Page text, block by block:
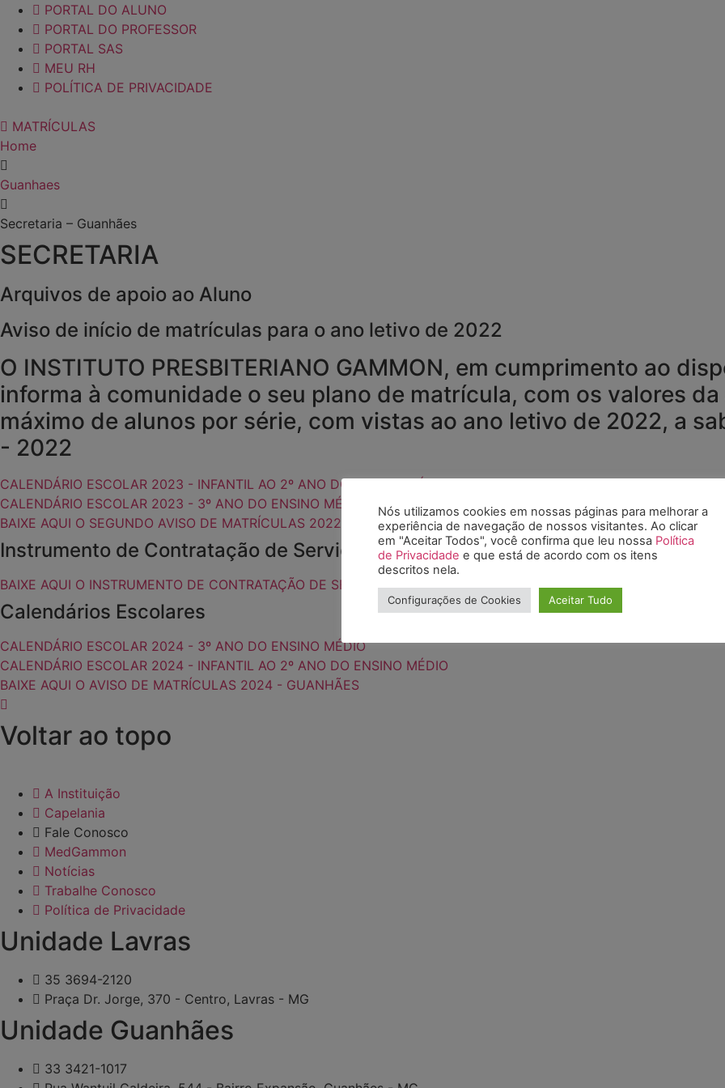
PORTAL DO ALUNO
PORTAL DO PROFESSOR
PORTAL SAS
MEU RH
POLÍTICA DE PRIVACIDADE
MATRÍCULAS
Home
Guanhaes
Secretaria – Guanhães
SECRETARIA
Arquivos de apoio ao Aluno
Aviso de início de matrículas para o ano letivo de 2022
O INSTITUTO PRESBITERIANO GAMMON, em cumprimento ao
informa à comunidade o seu plano de matrícula, com os valores
máximo de alunos por série, com vistas ao ano letivo de 2022, a
- 2022
CALENDÁRIO ESCOLAR 2023 - INFANTIL AO 2º ANO DO ENSINO MÉDIO
CALENDÁRIO ESCOLAR 2023 - 3º ANO DO ENSINO MÉDIO
BAIXE AQUI O SEGUNDO AVISO DE MATRÍCULAS 2022 - GUANHÃES
Instrumento de Contratação de Serviços Educacionais – GAMMON GUANHÃES
BAIXE AQUI O INSTRUMENTO DE CONTRATAÇÃO DE SERVIÇOS EDUCACIONAIS - GUANHÃES
Calendários Escolares
CALENDÁRIO ESCOLAR 2024 - 3º ANO DO ENSINO MÉDIO
CALENDÁRIO ESCOLAR 2024 - INFANTIL AO 2º ANO DO ENSINO MÉDIO
BAIXE AQUI O AVISO DE MATRÍCULAS 2024 - GUANHÃES
Voltar ao topo
A Instituição
Capelania
Fale Conosco
MedGammon
Notícias
Trabalhe Conosco
Política de Privacidade
Unidade Lavras
35 3694-2120
Praça Dr. Jorge, 370 - Centro, Lavras - MG
Unidade Guanhães
33 3421-1017
Nós utilizamos cookies em nossas páginas para melhorar a
experiência de navegação de nossos visitantes. Ao clicar
em "Aceitar Todos", você confirma que leu nossa Política
de Privacidade e que está de acordo com os itens
descritos nela.
Configurações de Cookies Aceitar Tudo